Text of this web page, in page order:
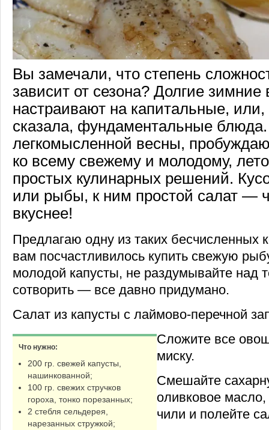
Вы замечали, что степень
зависит от сезона? Долгие зимние
настраивают на капитальные,
сказала, фундаментальные
легкомысленной весны,
ко всему свежему и молодому,
простых кулинарных решений.
или рыбы, к ним простой салат —
вкуснее!
Предлагаю одну из таких бесчисленных
вам посчастливилось купить свежую
молодой капусты, не раздумывайте над
сотворить — все давно придумано.
Салат из капусты с лаймово-перечной
Что нужно:
200 гр. свежей капусты,
нашинкованной;
100 гр. свежих стручков
гороха, тонко порезанных;
2 стебля сельдерея,
нарезанных стружкой;
Сложите все
миску.
Смешайте
оливковое
чили и полейте